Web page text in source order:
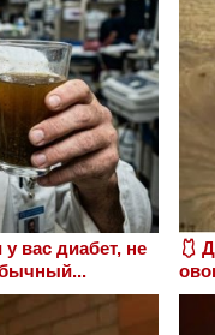
вас диабет, не
🩱